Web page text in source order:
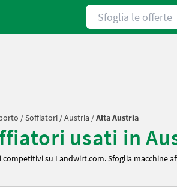
Sfoglia le offerte
/Soffiatori /Austria /Alta Austria
usati in
su Landwirt.com. Sfoglia